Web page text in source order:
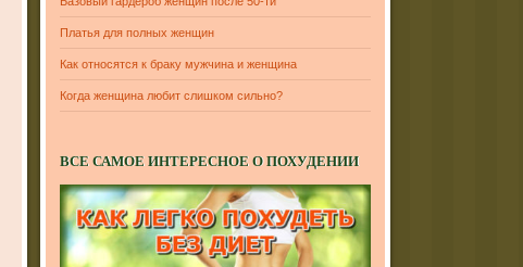
Платья для полных женщин
Как относятся к браку мужчина и женщина
Когда женщина любит слишком сильно?
ВСЕ САМОЕ ИНТЕРЕСНОЕ О ПОХУДЕНИИ